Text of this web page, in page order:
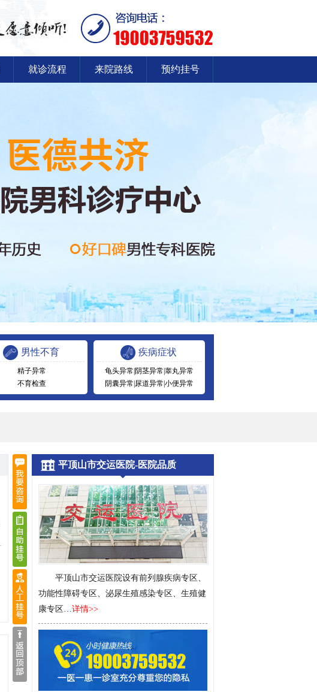
就诊流程 来院路线 预约挂号
男性不育
精子异常
不育检查
疾病症状
龟头异常 阴茎异常 睾丸异常
阴囊异常 尿道异常 小便异常
平顶山市交运医院-医院品质
平顶山市交运医院设有前列腺疾病专区、
功能性障碍专区、泌尿生殖感染专区、生殖健
康专区…详情>>